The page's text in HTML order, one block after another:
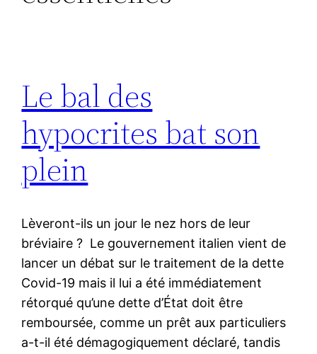
Le bal des
hypocrites bat son
plein
Lèveront-ils un jour le nez hors de leur
bréviaire ? Le gouvernement italien vient de
lancer un débat sur le traitement de la dette
Covid-19 mais il lui a été immédiatement
rétorqué qu’une dette d’État doit être
remboursée, comme un prêt aux particuliers
a-t-il été démagogiquement déclaré, tandis